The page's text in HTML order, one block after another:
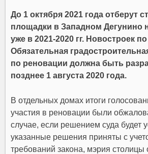
До 1 октября 2021 года отберут
площадки в Западном Дегунино
уже в 2021-2020 гг. Новостроек
Обязательная
по реновации должна быть
позднее 1 августа 2020 года.
В отдельных домах итоги
участия в реновации были
случае, если решением суда будет
указанные решения приняты с
требований закона, мэрия столицы